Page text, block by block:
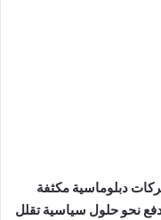
دبلوماسية مكثفة
نحو حلول سياسية تقلل